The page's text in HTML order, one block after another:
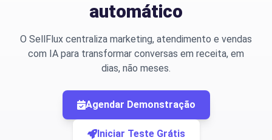
automático
O SellFlux centraliza marketing, atendimento e vendas
com IA para transformar conversas em receita, em
dias, não meses.
Agendar Demonstração
Iniciar Teste Grátis